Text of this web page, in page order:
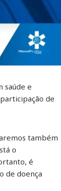
saúde e
de
também
o
é
de doença